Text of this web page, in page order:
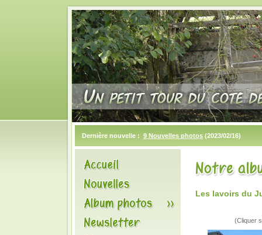
Dernière nouvelle : 9 Nouvelles photos (2023/02/16)
Les lavoirs du
(Cliquer